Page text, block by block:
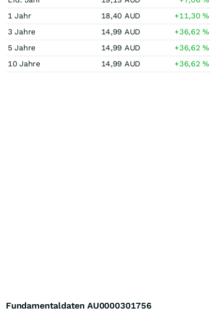
1 Jahr
18,40 AUD +11,30%
3 Jahre
14,99 AUD +36,62%
5 Jahre
14,99 AUD +36,62%
10 Jahre
14,99 AUD +36,62%
Fundamentaldaten AU0000301756